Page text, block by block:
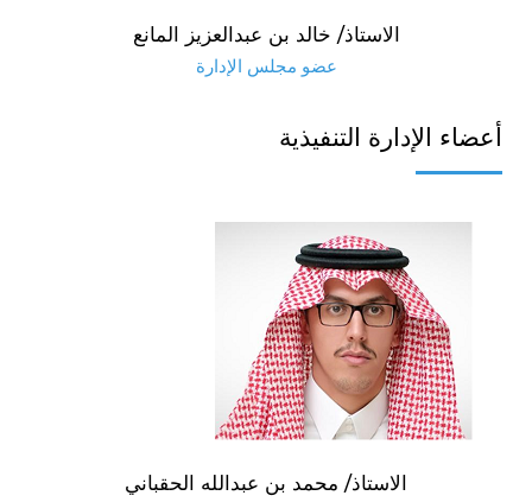
الاستاذ/ خالد بن عبدالعزيز المانع
عضو مجلس الإدارة
أعضاء الإدارة التنفيذية
الاستاذ/ محمد بن عبدالله الحقباني